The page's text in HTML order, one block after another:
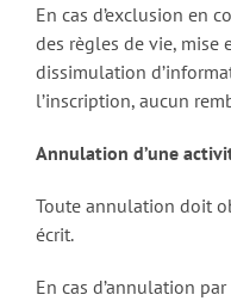
En cas d’exclusion en
des règles de vie, mise
dissimulation
l’inscription, aucun
Annulation d’une
Toute annulation doit
écrit.
En cas d’annulation